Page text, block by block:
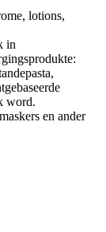
lotions,
in
word.
en ander